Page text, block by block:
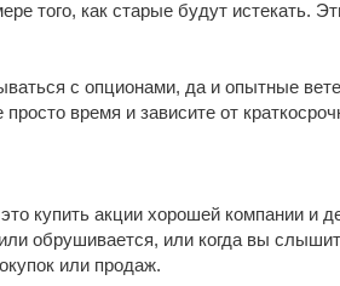
того, как старые будут истекать.
с опционами, да и опытные
время и зависите от
купить акции хорошей компании и
обрушивается, или когда вы
или продаж.